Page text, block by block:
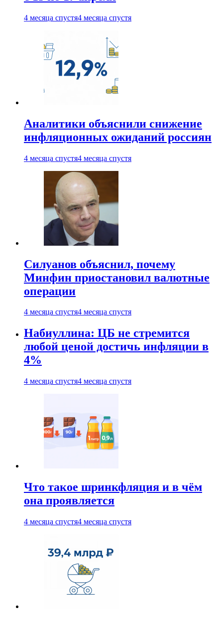
4 месяца спустя4 месяца спустя
Аналитики объяснили снижение
инфляционных ожиданий россиян
4 месяца спустя4 месяца спустя
Силуанов объяснил, почему
Минфин приостановил валютные
операции
4 месяца спустя4 месяца спустя
Набиуллина: ЦБ не стремится
любой ценой достичь инфляции в
4%
4 месяца спустя4 месяца спустя
Что такое шринкфляция и в чём
она проявляется
4 месяца спустя4 месяца спустя